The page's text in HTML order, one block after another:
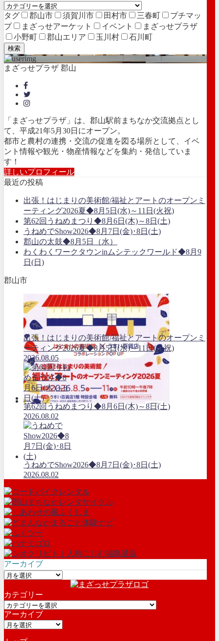
タグ 郡山市 須賀川市 田村市 三春町
プチマッ
プ
まざっせアーケット イベント
まざっせプラザ
小野町
郡山エリア 玉川村 石川町
検索
まざっせプラザ 郡山
「まざっせプラザ」は、郡山駅前まちなか交流拠点とし
て、平成21年5月30日にオープン。
都市と農村の連携・交流の促進を図る場所として、イベ
ント情報や観光・物産情報などを集約・発信していま
す！
詳しいプロフィール
最近の投稿
出張！はじまりの美術館/福祉とアートのオープンミ
ーティング2026夏◆8月5日(水)～11日(火祝)
第62回うねめまつり◆8月6日(木)～8日(土)
うねめでShow2026◆8月7日(金)･8日(土)
郡山の太鼓◆8月5日（水）
わくわくワークタウンinムシテックワールド◆8月9
日(日)
郡山市
出張！はじまりの美術館/福祉とアートのオープンミ
ーティング2026夏◆8月5日(水)～11日(火祝)
2026.08.05
第62回うねめまつり◆8月6日(木)～8日(土)
2026.08.02
うねめでShow2026◆8月7日(金)･8日(土)
2026.08.02
アーカイブ
ア
カ
イ
ブ
カテゴリー
カ
テ
ゴ
アーカイブ
ア